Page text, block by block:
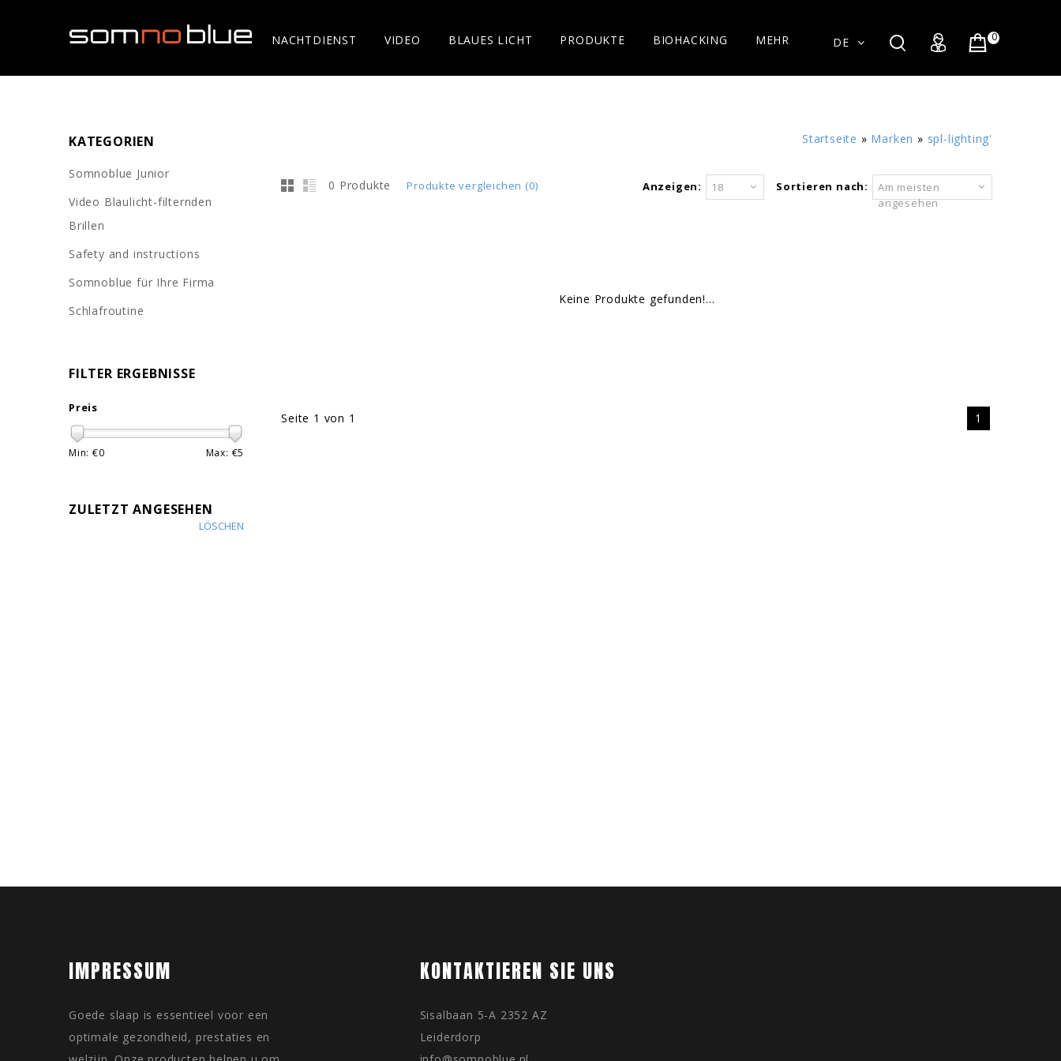
NACHTDIENST VIDEO BLAUES LICHT PRODUKTE BIOHACKING MEHR 0
DE
Startseite » Marken » spl-lighting'
0 Produkte Produkte vergleichen (0) Sortieren nach:
Am meisten
angesehen
Anzeigen: 18
Keine Produkte gefunden!...
Seite 1 von 1 1
KATEGORIEN
Somnoblue Junior
Video Blaulicht-filternden
Brillen
Safety and instructions
Somnoblue für Ihre Firma
Schlafroutine
FILTER ERGEBNISSE
Preis
Min: €0 Max: €5
ZULETZT ANGESEHEN
LÖSCHEN
IMPRESSUM
Goede slaap is essentieel voor een
optimale gezondheid, prestaties en
KONTAKTIEREN SIE UNS
Sisalbaan 5-A 2352 AZ
Leiderdorp